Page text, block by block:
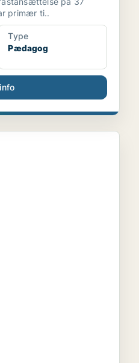
primær ti..
Type
Pædagog